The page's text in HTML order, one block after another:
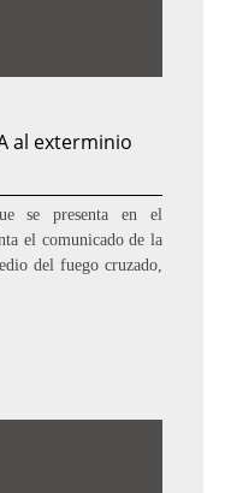
al exterminio
se presenta en el
el comunicado de la
del fuego cruzado,